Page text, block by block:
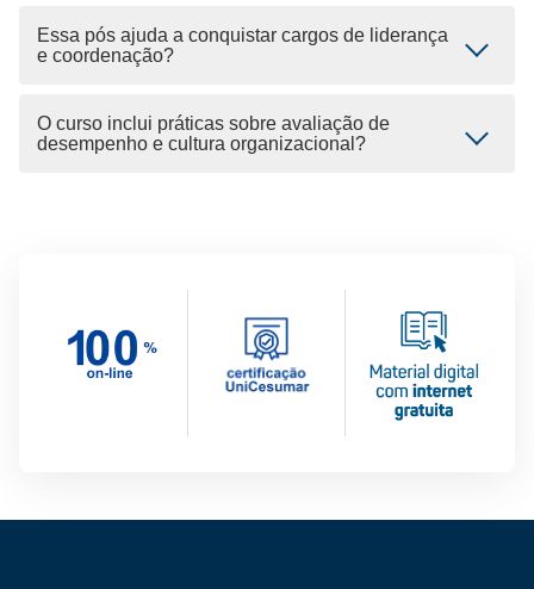
Essa pós ajuda a conquistar cargos de liderança
e coordenação?
O curso inclui práticas sobre avaliação de
desempenho e cultura organizacional?